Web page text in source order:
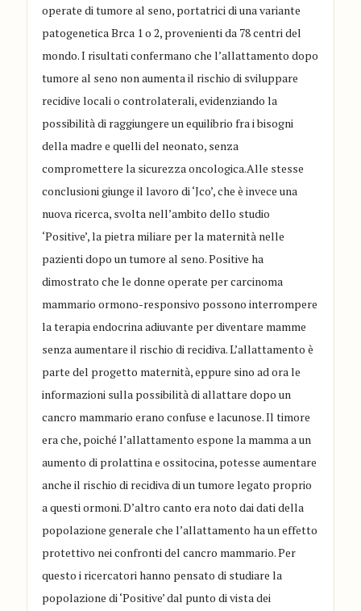
operate di tumore al seno, portatrici di una variante
patogenetica Brca 1 o 2, provenienti da 78 centri del
mondo. I risultati confermano che l’allattamento dopo
tumore al seno non aumenta il rischio di sviluppare
recidive locali o controlaterali, evidenziando la
possibilità di raggiungere un equilibrio fra i bisogni
della madre e quelli del neonato, senza
compromettere la sicurezza oncologica.Alle stesse
conclusioni giunge il lavoro di ‘Jco’, che è invece una
nuova ricerca, svolta nell’ambito dello studio
‘Positive’, la pietra miliare per la maternità nelle
pazienti dopo un tumore al seno. Positive ha
dimostrato che le donne operate per carcinoma
mammario ormono-responsivo possono interrompere
la terapia endocrina adiuvante per diventare mamme
senza aumentare il rischio di recidiva. L’allattamento è
parte del progetto maternità, eppure sino ad ora le
informazioni sulla possibilità di allattare dopo un
cancro mammario erano confuse e lacunose. Il timore
era che, poiché l’allattamento espone la mamma a un
aumento di prolattina e ossitocina, potesse aumentare
anche il rischio di recidiva di un tumore legato proprio
a questi ormoni. D’altro canto era noto dai dati della
popolazione generale che l’allattamento ha un effetto
protettivo nei confronti del cancro mammario. Per
questo i ricercatori hanno pensato di studiare la
popolazione di ‘Positive’ dal punto di vista dei